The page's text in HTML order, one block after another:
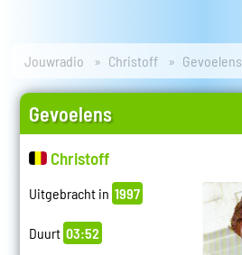
Jouwradio Christoff Gevoelens
Gevoelens
Christoff
Uitgebracht in 1997
Duurt 03:52